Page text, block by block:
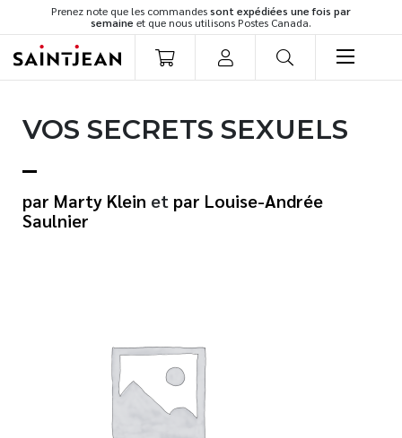
Prenez note que les commandessont expédiées une fois par
semaine et que nous utilisons Postes Canada.
Romans
Développement personnel
Littérature jeunesse
VOS SECRETS SEXUELS
Marty Klein et
Louise-Andrée
Saulnier